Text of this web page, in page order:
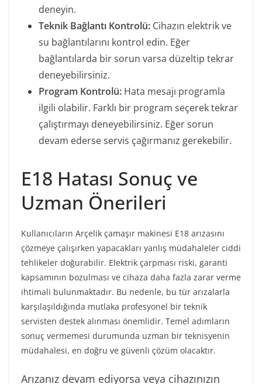
deneyin.
Teknik Bağlantı Kontrolü: Cihazın elektrik ve
su bağlantılarını kontrol edin. Eğer
bağlantılarda bir sorun varsa düzeltip tekrar
deneyebilirsiniz.
Program Kontrolü: Hata mesajı programla
ilgili olabilir. Farklı bir program seçerek tekrar
çalıştırmayı deneyebilirsiniz. Eğer sorun
devam ederse servis çağırmanız gerekebilir.
E18 Hatası Sonuç ve
Uzman Önerileri
Kullanıcıların Arçelik çamaşır makinesi E18 arızasını
çözmeye çalışırken yapacakları yanlış müdahaleler ciddi
tehlikeler doğurabilir. Elektrik çarpması riski, garanti
kapsamının bozulması ve cihaza daha fazla zarar verme
ihtimali bulunmaktadır. Bu nedenle, bu tür arızalarla
karşılaşıldığında mutlaka profesyonel bir teknik
servisten destek alınması önemlidir. Temel adımların
sonuç vermemesi durumunda uzman bir teknisyenin
müdahalesi, en doğru ve güvenli çözüm olacaktır.
Arızanız devam ediyorsa veya cihazınızın